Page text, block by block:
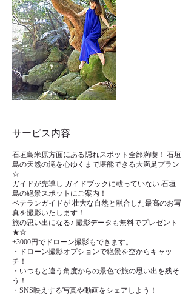
サービス内容
石垣島米原方面にある隠れスポット全部満喫！ 石垣
島の天然の滝を心ゆくまで堪能できる大満足プラン
☆
ガイドが先導し ガイドブックに載っていない 石垣
島の絶景スポットにご案内！
ベテランガイドが 壮大な自然と融合した最高のお写
真を撮影いたします！
旅の思い出になる♪ 撮影データも無料でプレゼント
★☆
+3000円でドローン撮影もできます。
・ドローン撮影オプションで絶景を空からキャッ
チ！
・いつもと違う角度からの景色で旅の思い出を残そ
う！
・SNS映えする写真や動画をシェアしよう！